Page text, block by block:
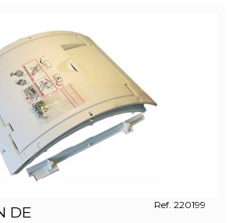
DE
Ref. 220199